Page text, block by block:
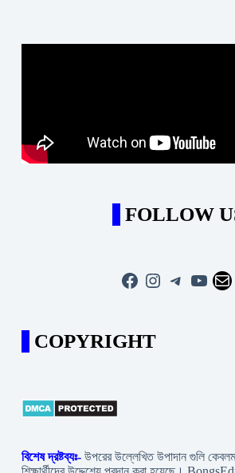
FOLLOW
Facebook
Instagram
Telegram
COPYRIGHT
বিশেষ দ্রষ্টব্যঃ- উপরের উল্লেখিত উপাদান গুলি